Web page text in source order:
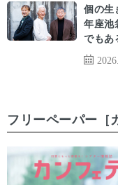
個の生
年座池
でもあ
フリーペーパー［